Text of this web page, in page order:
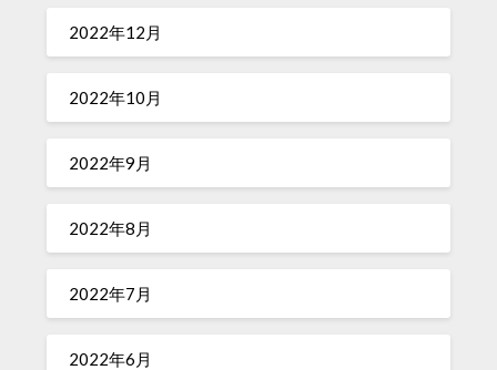
2022年12月
2022年10月
2022年9月
2022年8月
2022年7月
2022年6月